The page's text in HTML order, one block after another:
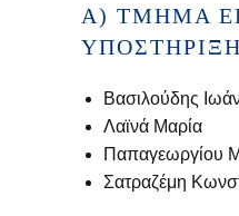
Α) ΤΜΉΜΑ
Βασιλούδης
Λαϊνά Μαρία
Παπαγεωργίου
Σατραζέμη